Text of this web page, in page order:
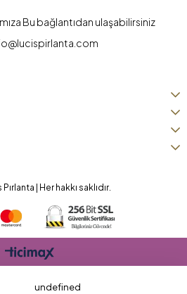
Bu bağlantıdan ulaşabilirsiniz
| Her hakkı saklıdır.
undefined